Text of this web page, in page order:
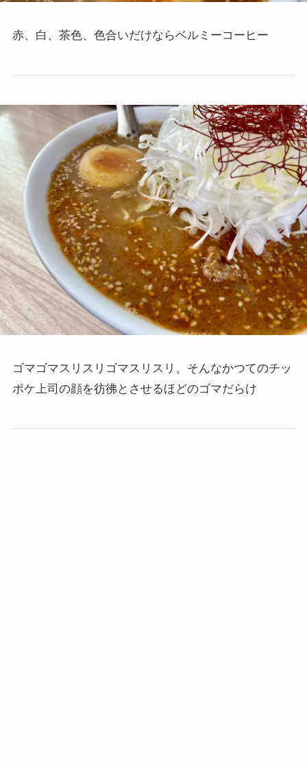
赤、白、茶色、色合いだけならベルミーコーヒー
ゴマゴマスリスリゴマスリスリ、そんなかつてのチッ
ポケ上司の顔を彷彿とさせるほどのゴマだらけ